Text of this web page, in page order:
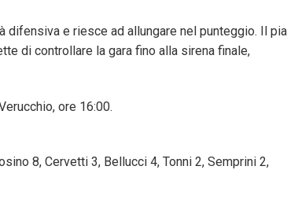
difensiva e riesce ad allungare nel punteggio. Il
di controllare la gara fino alla sirena finale,
ore 16:00.
8, Cervetti 3, Bellucci 4, Tonni 2, Semprini 2,